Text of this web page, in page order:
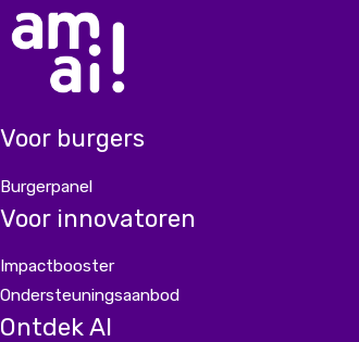
Voor burgers
Burgerpanel
Voor innovatoren
Impactbooster
Ondersteuningsaanbod
Ontdek AI